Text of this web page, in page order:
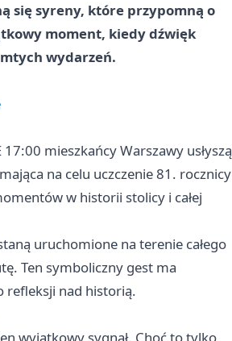
się syreny, które przypomną o
moment, kiedy dźwięk
wydarzeń.
mieszkańcy Warszawy usłyszą
na celu uczczenie 81. rocznicy
w historii stolicy i całej
uruchomione na terenie całego
Ten symboliczny gest ma
refleksji nad historią.